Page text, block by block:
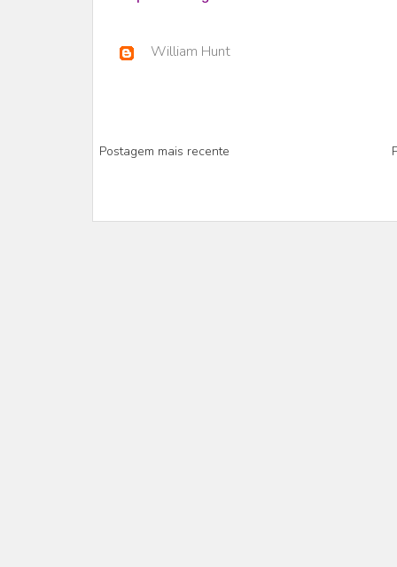
William Hunt
Postagem mais recente